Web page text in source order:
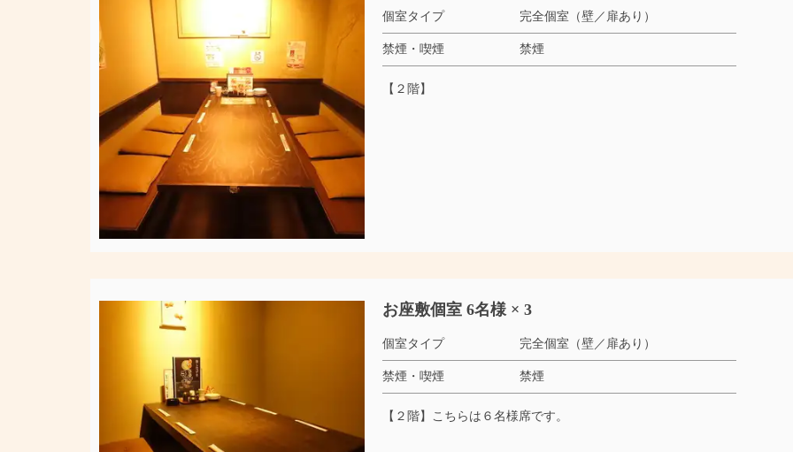
個室タイプ 完全個室（壁／扉あり）
禁煙・喫煙 禁煙
【２階】
お座敷個室 6名様 × 3
個室タイプ 完全個室（壁／扉あり）
禁煙・喫煙 禁煙
【２階】こちらは６名様席です。